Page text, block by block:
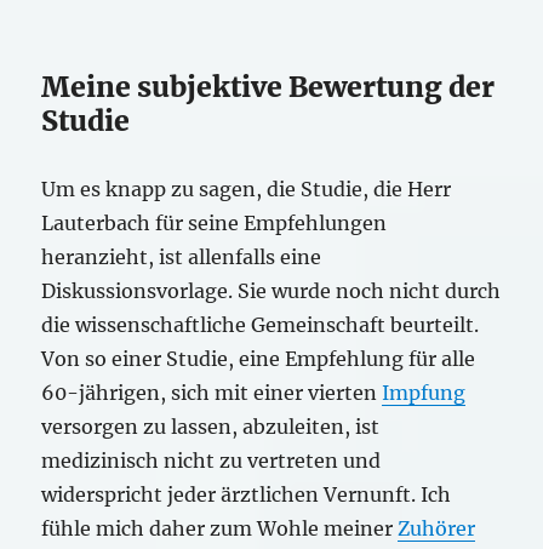
Meine subjektive Bewertung der
Studie
Um es knapp zu sagen, die Studie, die Herr
Lauterbach für seine Empfehlungen
heranzieht, ist allenfalls eine
Diskussionsvorlage. Sie wurde noch nicht durch
die wissenschaftliche Gemeinschaft beurteilt.
Von so einer Studie, eine Empfehlung für alle
60-jährigen, sich mit einer viertenImpfung
versorgen zu lassen, abzuleiten, ist
medizinisch nicht zu vertreten und
widerspricht jeder ärztlichen Vernunft. Ich
fühle mich daher zum Wohle meinerZuhörer